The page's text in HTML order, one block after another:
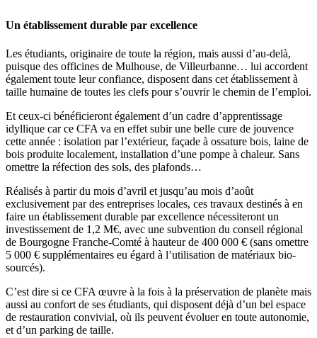
Un établissement durable par excellence
Les étudiants, originaire de toute la région, mais aussi d’au-delà,
puisque des officines de Mulhouse, de Villeurbanne… lui accordent
également toute leur confiance, disposent dans cet établissement à
taille humaine de toutes les clefs pour s’ouvrir le chemin de l’emploi.
Et ceux-ci bénéficieront également d’un cadre d’apprentissage
idyllique car ce CFA va en effet subir une belle cure de jouvence
cette année : isolation par l’extérieur, façade à ossature bois, laine de
bois produite localement, installation d’une pompe à chaleur. Sans
omettre la réfection des sols, des plafonds…
Réalisés à partir du mois d’avril et jusqu’au mois d’août
exclusivement par des entreprises locales, ces travaux destinés à en
faire un établissement durable par excellence nécessiteront un
investissement de 1,2 M€, avec une subvention du conseil régional
de Bourgogne Franche-Comté à hauteur de 400 000 € (sans omettre
5 000 € supplémentaires eu égard à l’utilisation de matériaux bio-
sourcés).
C’est dire si ce CFA œuvre à la fois à la préservation de planète mais
aussi au confort de ses étudiants, qui disposent déjà d’un bel espace
de restauration convivial, où ils peuvent évoluer en toute autonomie,
et d’un parking de taille.